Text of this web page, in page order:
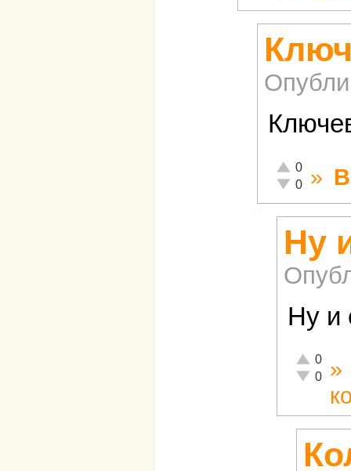
Отлично!
0
Неадекватно!
0 »
Ну
Ну и
Отлично!
0
0
»